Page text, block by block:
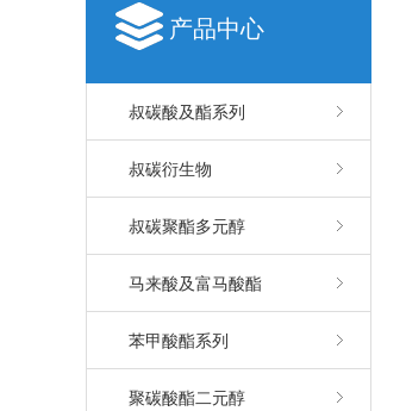
产品中心
叔碳酸及酯系列
叔碳衍生物
叔碳聚酯多元醇
马来酸及富马酸酯
苯甲酸酯系列
聚碳酸酯二元醇